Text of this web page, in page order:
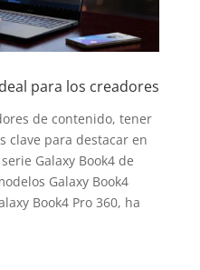
para los creadores
de contenido, tener
clave para destacar en
Galaxy Book4 de
Galaxy Book4
Book4 Pro 360, ha